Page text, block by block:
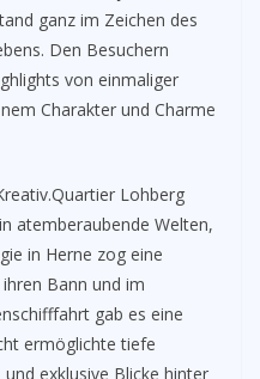
ganz im Zeichen des
Den Besuchern
von einmaliger
Charakter und Charme
Lohberg
atemberaubende Welten,
in Herne zog eine
Bann und im
gab es eine
ermöglichte tiefe
exklusive Blicke hinter